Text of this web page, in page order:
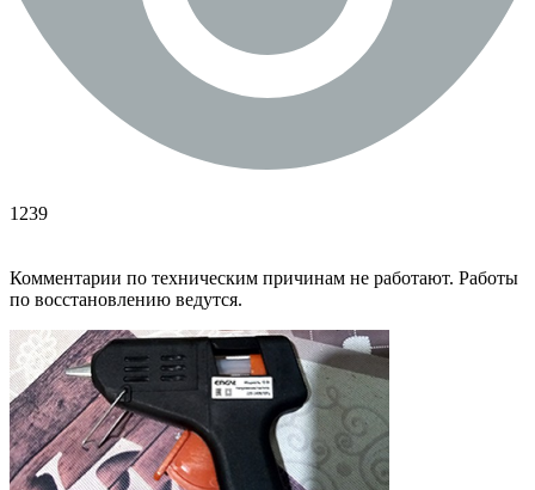
1239
Комментарии по техническим причинам не работают. Работы
по восстановлению ведутся.